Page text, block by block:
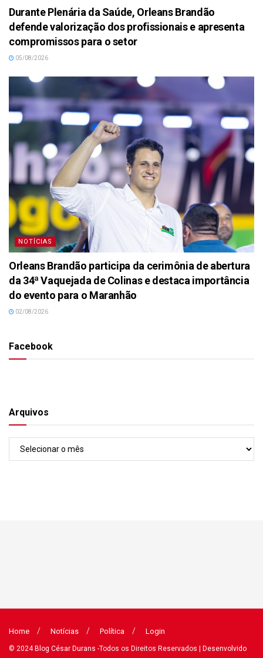
Durante Plenária da Saúde, Orleans Brandão
defende valorização dos profissionais e apresenta
compromissos para o setor
05/08/2026
NOTÍCIAS
Orleans Brandão participa da cerimônia de abertura
da 34ª Vaquejada de Colinas e destaca importância
do evento para o Maranhão
02/08/2026
Facebook
Arquivos
Home Notícias Política Login
© 2024Blog César Durans -Todos os Direitos Reservados | Desenvolvido